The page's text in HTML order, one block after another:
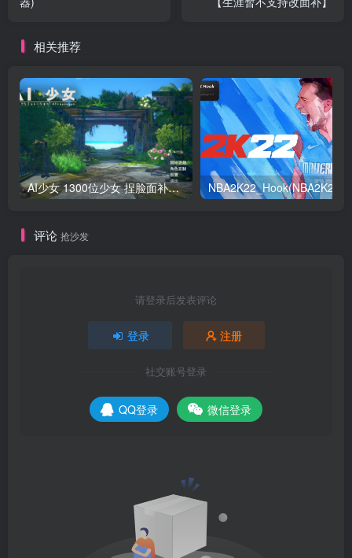
相关推荐
AI少女 1300位少女 捏脸面补数据整合包 总有一位是你想要的
评论 抢沙发
请登录后发表评论
登录 注册
社交账号登录
QQ登录 微信登录